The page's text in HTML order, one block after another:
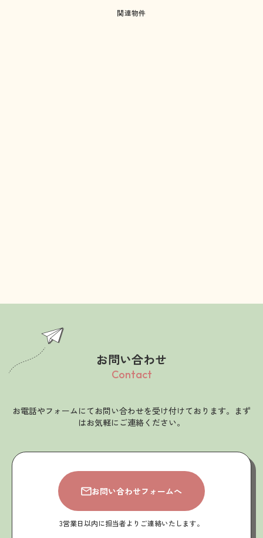
関連物件
お問い合わせ
Contact
お電話やフォームにてお問い合わせを受け付けております。まず
はお気軽にご連絡ください。
お問い合わせフォームへ
3営業日以内に担当者よりご連絡いたします。